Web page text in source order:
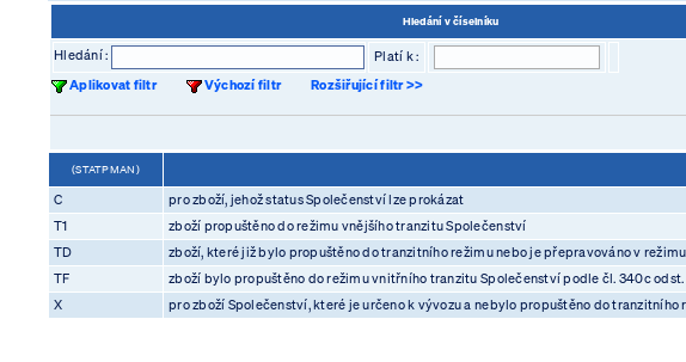
Hledání v číselníku
Hledání :
Platí k :
Aplikovat filtr
Výchozí filtr Rozšiřující filtr >>
(STATPMAN)
C pro zboží, jehož status Společenství lze prokázat
T1
zboží propuštěno do režimu vnějšího tranzitu Společenství
TD
zboží, které již bylo propuštěno do tranzitního režimu nebo je přepravováno v
TF
zboží bylo propuštěno do režimu vnitřního tranzitu Společenství podle čl. 340c odst.
X
pro zboží Společenství, které je určeno k vývozu a nebylo propuštěno do tranzitního